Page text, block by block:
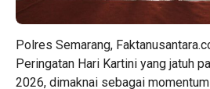
Polres Semarang,
Peringatan Hari Kartini yang jatuh
2026, dimaknai sebagai